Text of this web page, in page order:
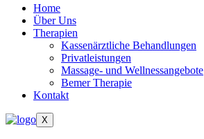
Home
Über Uns
Therapien
Kassenärztliche Behandlungen
Privatleistungen
Massage- und Wellnessangebote
Bemer Therapie
Kontakt
X